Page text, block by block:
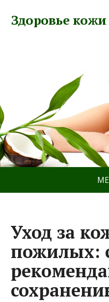
Здоровье
Уход за
пожилых: